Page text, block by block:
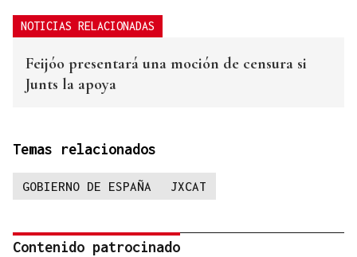
NOTICIAS RELACIONADAS
Feijóo presentará una moción de censura si
Junts la apoya
Temas relacionados
GOBIERNO DE ESPAÑA JXCAT
Contenido patrocinado